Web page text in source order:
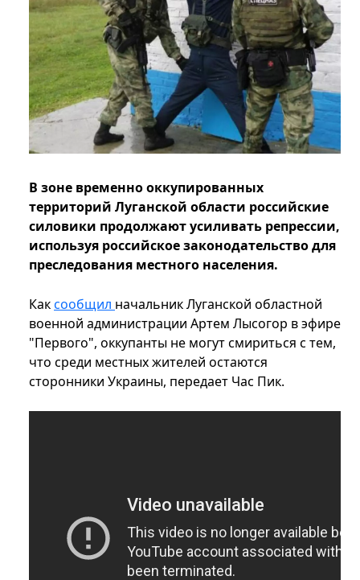
В зоне временно оккупированных
территорий Луганской области российские
силовики продолжают усиливать репрессии,
используя российское законодательство для
преследования местного населения.
Каксообщил начальник Луганской областной
военной администрации Артем Лысогор в эфире
"Первого", оккупанты не могут смириться с тем,
что среди местных жителей остаются
сторонники Украины, передает Час Пик.